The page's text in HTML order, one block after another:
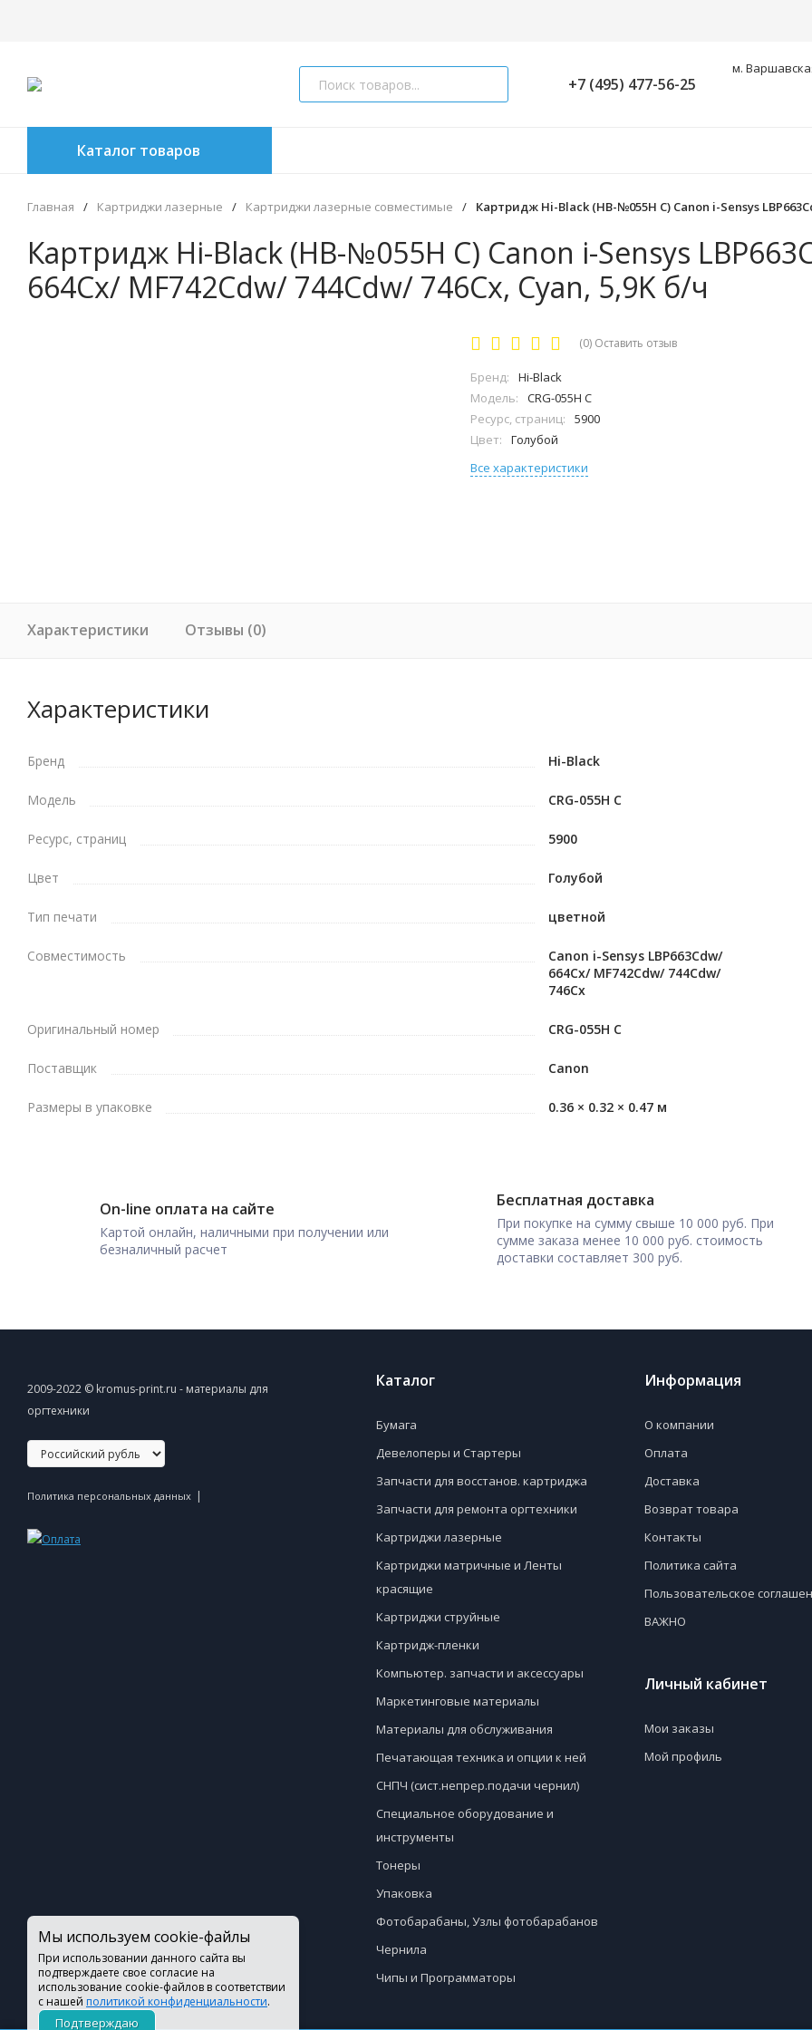
+7 (495) 477-56-25
м.
Каталог товаров
Главная / Картриджи лазерные / Картриджи лазерные совместимые / Картридж Hi-Black (HB-№055H C) Canon i-Sensys
Картридж Hi-Black (HB-№055H C) Canon i-Sensys
664Cx/ MF742Cdw/ 744Cdw/ 746Cx, Cyan, 5,9K б/ч
(0) Оставить отзыв
Бренд:
Hi-Black
Модель:
CRG-055H C
Ресурс, страниц:
5900
Цвет:
Голубой
Все характеристики
Характеристики Отзывы (0)
Характеристики
Бренд Hi-Black
Модель CRG-055H C
Ресурс, страниц 5900
Цвет Голубой
Тип печати цветной
Совместимость
Canon i-Sensys LBP663Cdw/
664Cx/ MF742Cdw/ 744Cdw/
746Cx
Оригинальный номер CRG-055H C
Поставщик Canon
Размеры в упаковке 0.36 × 0.32 × 0.47 м
On-line оплата на сайте
Картой онлайн, наличными при получении или
безналичный расчет
Бесплатная доставка
При покупке на сумму свыше 10 000 руб. При
сумме заказа менее 10 000 руб. стоимость
доставки составляет 300 руб.
2009-2022 © kromus-print.ru - материалы для
оргтехники
Политика персональных данных |
Каталог
Бумага
Девелоперы и Стартеры
Запчасти для восстанов. картриджа
Запчасти для ремонта оргтехники
Картриджи лазерные
Картриджи матричные и Ленты
красящие
Картриджи струйные
Картридж-пленки
Компьютер. запчасти и аксессуары
Маркетинговые материалы
Материалы для обслуживания
Печатающая техника и опции к ней
СНПЧ (сист.непрер.подачи чернил)
Специальное оборудование и
инструменты
Тонеры
Упаковка
Фотобарабаны, Узлы фотобарабанов
Чернила
Чипы и Программаторы
Информация
О компании
Оплата
Доставка
Возврат товара
Контакты
Политика сайта
Пользовательское
ВАЖНО
Личный кабинет
Мои заказы
Мой профиль
Мы используем cookie-файлы
При использовании данного сайта вы
подтверждаете свое согласие на
использование cookie-файлов в соответствии
с нашей политикой конфиденциальности.
Подтверждаю